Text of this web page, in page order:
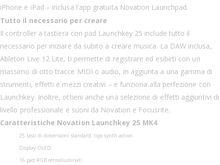
iPhone e iPad – inclusa l'app gratuita Novation Launchpad.
Tutto il necessario per creare
Il controller a tastiera con pad Launchkey 25 include tutto il
necessario per iniziare da subito a creare musica. La DAW inclusa,
Ableton Live 12 Lite, ti permette di registrare ed esibirti con un
massimo di otto tracce MIDI o audio, in aggiunta a una gamma di
strumenti, effetti e mezzi creativi – e funziona alla perfezione con
Launchkey. Inoltre, ottieni anche una selezione di effetti aggiuntivi di
livello professionale e suoni da Novation e Focusrite.
Caratteristiche Novation Launchkey 25 MK4
25 tasti di dimensioni standard, tipo synth action
Display OLED
16 pad RGB retroilluminati